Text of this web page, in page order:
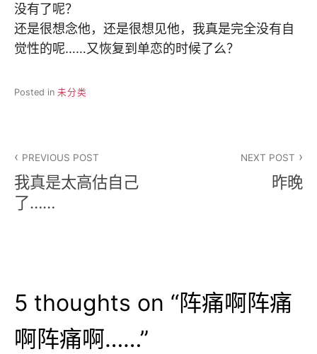
没有了呢？
还是很想念他，还是很想见他，我真是完全没有自
觉性的呢……又恢复到单恋的时候了么？
Posted in 未分类
章
导
PREVIOUS POST
我真是太高估自己
了……
NEXT POST
昨晚
5 thoughts on “阵痛啊阵痛
啊阵痛啊……”